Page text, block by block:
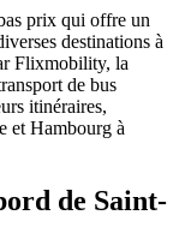
prix qui offre un
destinations à
Flixmobility, la
de bus
itinéraires,
et Hambourg à
de Saint-